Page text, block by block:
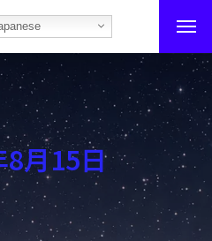
月15日